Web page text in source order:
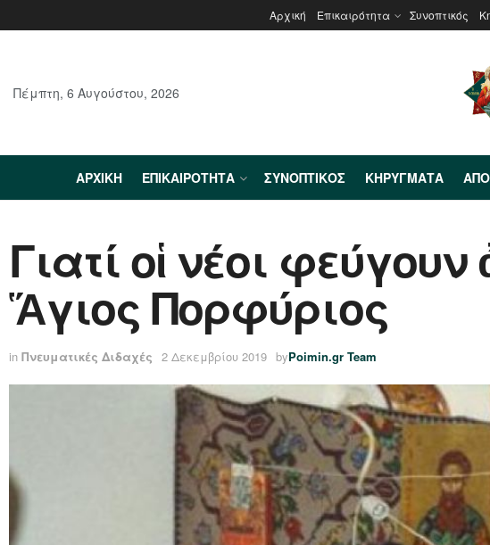
Αρχική Επικαιρότητα Συνοπτικός
Πέμπτη, 6 Αυγούστου, 2026
ΑΡΧΙΚΉ ΕΠΙΚΑΙΡΌΤΗΤΑ ΣΥΝΟΠΤΙΚΌΣ ΚΗΡΎΓΜΑΤΑ
Γιατί οἱ νέοι
Ἅγιος Πορφύριος
in Πνευματικές Διδαχές 2 Δεκεμβρίου 2019 byPoimin.gr Team